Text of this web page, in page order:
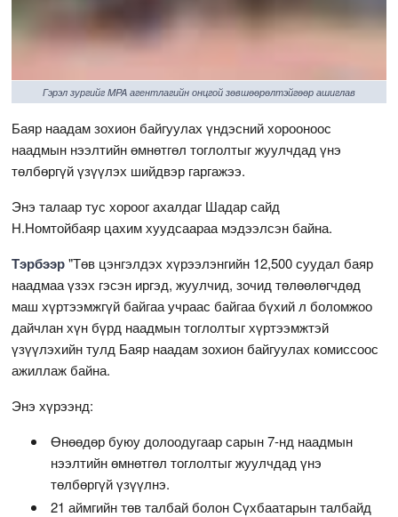
Гэрэл зургийг MPA агентлагийн онцгой зөвшөөрөлтэйгөөр ашиглав
Баяр наадам зохион байгуулах үндэсний хорооноос
наадмын нээлтийн өмнөтгөл тоглолтыг жуулчдад үнэ
төлбөргүй үзүүлэх шийдвэр гаргажээ.
Энэ талаар тус хороог ахалдаг Шадар сайд
Н.Номтойбаяр цахим хуудсаараа мэдээлсэн байна.
Тэрбээр"Төв цэнгэлдэх хүрээлэнгийн 12,500 суудал баяр
наадмаа үзэх гэсэн иргэд, жуулчид, зочид төлөөлөгчдөд
маш хүртээмжгүй байгаа учраас байгаа бүхий л боломжоо
дайчлан хүн бүрд наадмын тоглолтыг хүртээмжтэй
үзүүлэхийн тулд Баяр наадам зохион байгуулах комиссоос
ажиллаж байна.
Энэ хүрээнд:
Өнөөдөр буюу долоодугаар сарын 7-нд наадмын
нээлтийн өмнөтгөл тоглолтыг жуулчдад үнэ
төлбөргүй үзүүлнэ.
21 аймгийн төв талбай болон Сүхбаатарын талбайд